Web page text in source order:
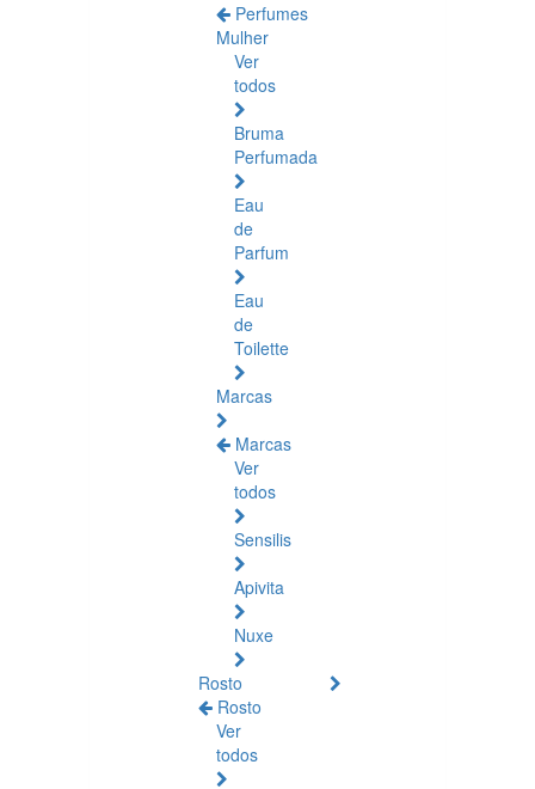
Perfumes
Mulher
Ver
todos
Bruma
Perfumada
Eau
de
Parfum
Eau
de
Toilette
Marcas
Marcas
Ver
todos
Sensilis
Apivita
Nuxe
Rosto
Rosto
Ver
todos